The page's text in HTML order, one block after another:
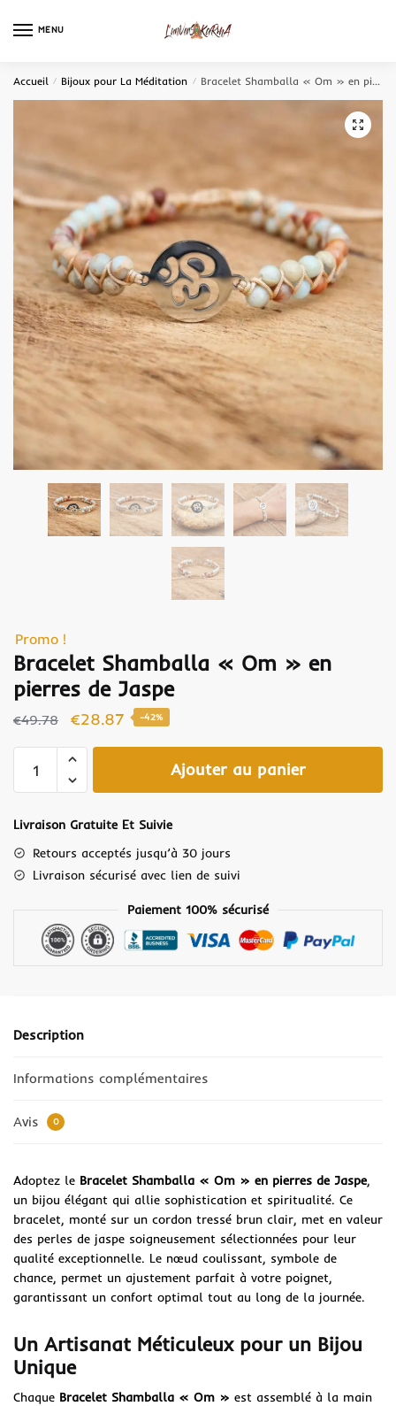
MENU
Accueil / Bijoux pour La Méditation / Bracelet Shamballa « Om » en pierres de Jaspe
🔍
Promo !
Bracelet Shamballa « Om » en
pierres de Jaspe
€49.78 €28.87 -42%
Ajouter au panier
Livraison Gratuite Et Suivie
Retours acceptés jusqu’à 30 jours
Livraison sécurisé avec lien de suivi
Paiement 100% sécurisé
Description
Informations complémentaires
Avis 0
Adoptez le Bracelet Shamballa « Om » en pierres de Jaspe,
un bijou élégant qui allie sophistication et spiritualité. Ce
bracelet, monté sur un cordon tressé brun clair, met en valeur
des perles de jaspe soigneusement sélectionnées pour leur
qualité exceptionnelle. Le nœud coulissant, symbole de
chance, permet un ajustement parfait à votre poignet,
garantissant un confort optimal tout au long de la journée.
Un Artisanat Méticuleux pour un Bijou
Unique
Chaque Bracelet Shamballa « Om » est assemblé à la main